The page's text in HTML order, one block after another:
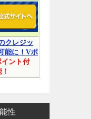
クレジッ
能に！Vポ
ント付
性